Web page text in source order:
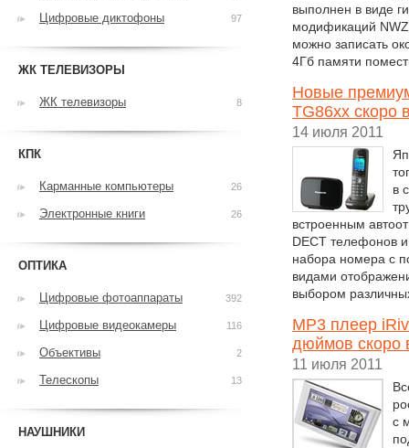
выполнен в виде
модификаций
можно записать
4Гб памяти
Новые
TG86xx скоро
14 июля 2011
в
встроенным
DECT телефонов
набора номера с
видами
выбором
MP3 плеер
дюймов скоро
11 июля 2011
с
Цифровые диктофоны 97
ЖК ТЕЛЕВИЗОРЫ
ЖК телевизоры 8
КПК
Карманные компьютеры 26
Электронные книги 26
ОПТИКА
Цифровые фотоаппараты 392
Цифровые видеокамеры 116
Объективы 2
Телескопы 13
НАУШНИКИ